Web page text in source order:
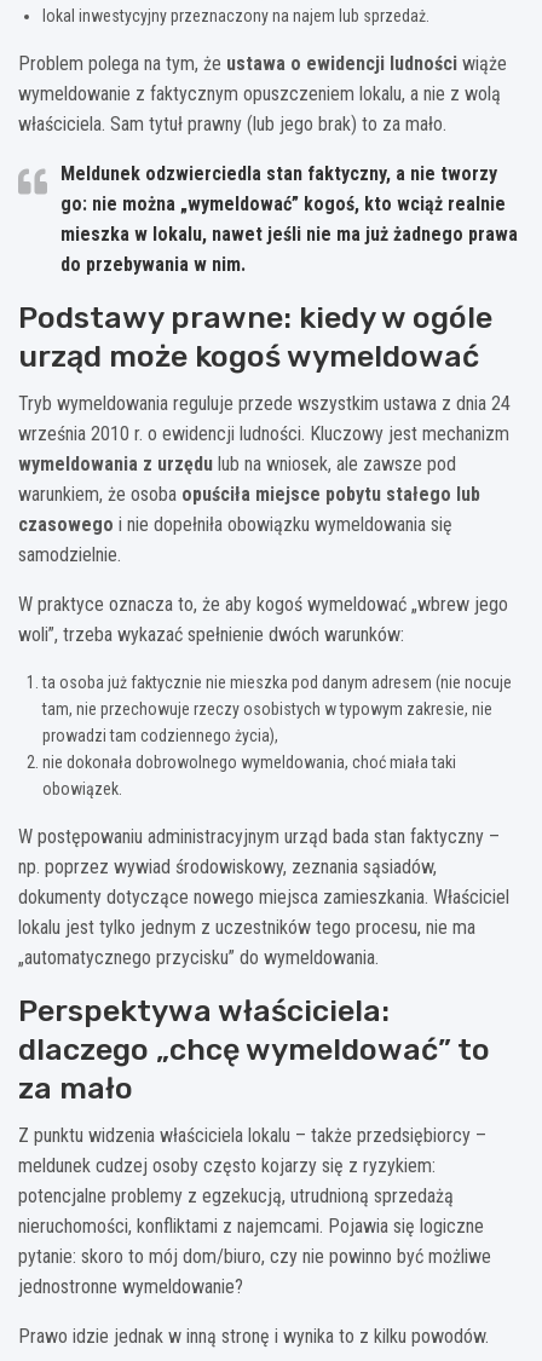
lokal inwestycyjny przeznaczony na najem lub sprzedaż.
Problem polega na tym, że ustawa o ewidencji ludności wiąże
wymeldowanie z faktycznym opuszczeniem lokalu, a nie z wolą
właściciela. Sam tytuł prawny (lub jego brak) to za mało.
Meldunek odzwierciedla stan faktyczny, a nie tworzy
go: nie można „wymeldować” kogoś, kto wciąż realnie
mieszka w lokalu, nawet jeśli nie ma już żadnego prawa
do przebywania w nim.
Podstawy prawne: kiedy w ogóle
urząd może kogoś wymeldować
Tryb wymeldowania reguluje przede wszystkim ustawa z dnia 24
września 2010 r. o ewidencji ludności. Kluczowy jest mechanizm
wymeldowania z urzędu lub na wniosek, ale zawsze pod
warunkiem, że osoba opuściła miejsce pobytu stałego lub
czasowego i nie dopełniła obowiązku wymeldowania się
samodzielnie.
W praktyce oznacza to, że aby kogoś wymeldować „wbrew jego
woli”, trzeba wykazać spełnienie dwóch warunków:
ta osoba już faktycznie nie mieszka pod danym adresem (nie nocuje
tam, nie przechowuje rzeczy osobistych w typowym zakresie, nie
prowadzi tam codziennego życia),
nie dokonała dobrowolnego wymeldowania, choć miała taki
obowiązek.
W postępowaniu administracyjnym urząd bada stan faktyczny –
np. poprzez wywiad środowiskowy, zeznania sąsiadów,
dokumenty dotyczące nowego miejsca zamieszkania. Właściciel
lokalu jest tylko jednym z uczestników tego procesu, nie ma
„automatycznego przycisku” do wymeldowania.
Perspektywa właściciela:
dlaczego „chcę wymeldować” to
za mało
Z punktu widzenia właściciela lokalu – także przedsiębiorcy –
meldunek cudzej osoby często kojarzy się z ryzykiem:
potencjalne problemy z egzekucją, utrudnioną sprzedażą
nieruchomości, konfliktami z najemcami. Pojawia się logiczne
pytanie: skoro to mój dom/biuro, czy nie powinno być możliwe
jednostronne wymeldowanie?
Prawo idzie jednak w inną stronę i wynika to z kilku powodów.